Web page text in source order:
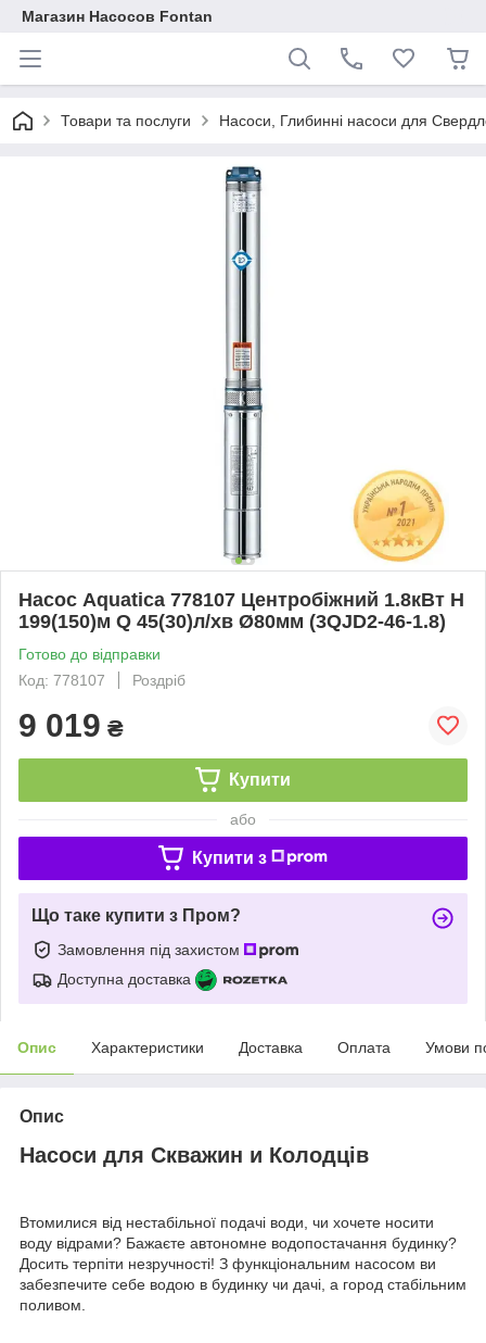
Магазин Насосов Fontan
Товари та послуги Насоси, Глибинні насоси для
Насос Aquatica 778107 Центробіжний 1.8кВт H
199(150)м Q 45(30)л/хв Ø80мм (3QJD2-46-1.8)
Готово до відправки
Код: 778107
Роздріб
9 019 ₴
Купити
або
Купити з
Що таке купити з Пром?
Замовлення під захистом
Доступна доставка
Опис Характеристики Доставка Оплата Умови
Опис
Насоси для Скважин и Колодців
Втомилися від нестабільної подачі води, чи хочете носити
воду відрами? Бажаєте автономне водопостачання будинку?
Досить терпіти незручності! З функціональним насосом ви
забезпечите себе водою в будинку чи дачі, а город стабільним
поливом.